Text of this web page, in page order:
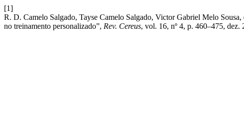
[1]
R. D. Camelo Salgado, Tayse Camelo Salgado, Victor Gabriel Melo
no treinamento personalizado”, Rev. Cereus, vol. 16, nº 4, p. 460–475, dez.